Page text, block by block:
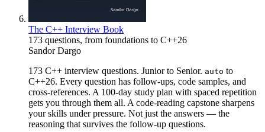
The C++ Interview Book
173 questions, from foundations to C++26
Sandor Dargo
173 C++ interview questions. Junior to Senior. auto to
C++26. Every question has follow-ups, code samples, and
cross-references. A 100-day study plan with spaced repetition
gets you through them all. A code-reading capstone sharpens
your skills under pressure. Not just the answers — the
reasoning that survives the follow-up questions.